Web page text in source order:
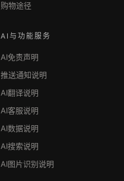
购物途径
AI与功能服务
AI免责声明
推送通知说明
AI翻译说明
AI客服说明
AI数据说明
AI搜索说明
AI图片识别说明